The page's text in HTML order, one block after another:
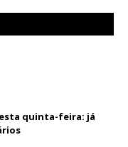
quinta-feira: já